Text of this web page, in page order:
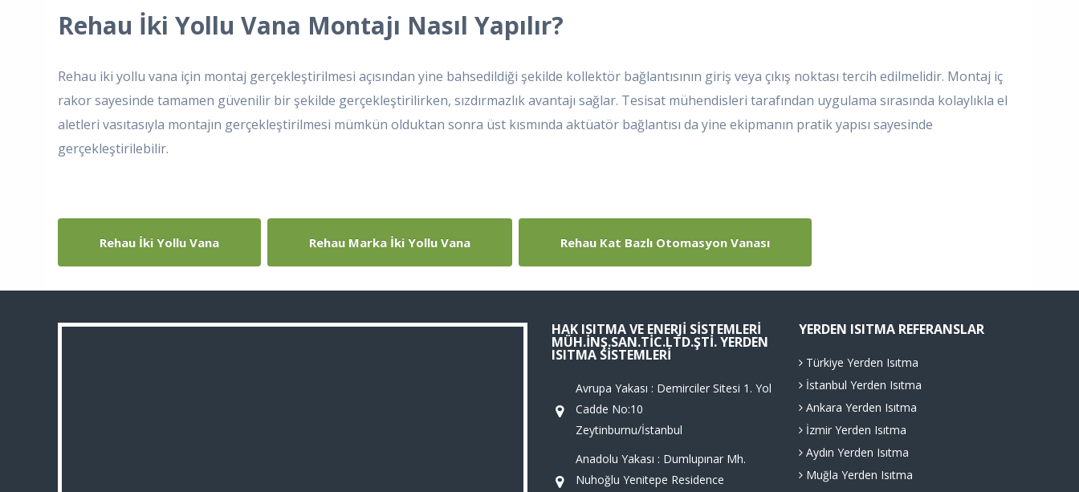
Rehau İki Yollu Vana Montajı Nasıl Yapılır?
Rehau iki yollu vana için montaj gerçekleştirilmesi açısından yine bahsedildiği şekilde kollektör bağlantısının giriş veya çıkış noktası tercih edilmelidir. Montaj iç
rakor sayesinde tamamen güvenilir bir şekilde gerçekleştirilirken, sızdırmazlık avantajı sağlar. Tesisat mühendisleri tarafından uygulama sırasında kolaylıkla el
aletleri vasıtasıyla montajın gerçekleştirilmesi mümkün olduktan sonra üst kısmında aktüatör bağlantısı da yine ekipmanın pratik yapısı sayesinde
gerçekleştirilebilir.
Rehau İki Yollu Vana Rehau Marka İki Yollu Vana Rehau Kat Bazlı Otomasyon Vanası
HAK ISITMA VE ENERJI SISTEMLERI
MÜH.İNŞ.SAN.TIC.LTD.ŞTI. YERDEN
ISITMA SISTEMLERI
Avrupa Yakası : Demirciler Sitesi 1. Yol
Cadde No:10
Zeytinburnu/İstanbul
Anadolu Yakası : Dumlupınar Mh.
Nuhoğlu Yenitepe Residence
YERDEN ISITMA REFERANSLAR
Türkiye Yerden Isıtma
İstanbul Yerden Isıtma
Ankara Yerden Isıtma
İzmir Yerden Isıtma
Aydın Yerden Isıtma
Muğla Yerden Isıtma